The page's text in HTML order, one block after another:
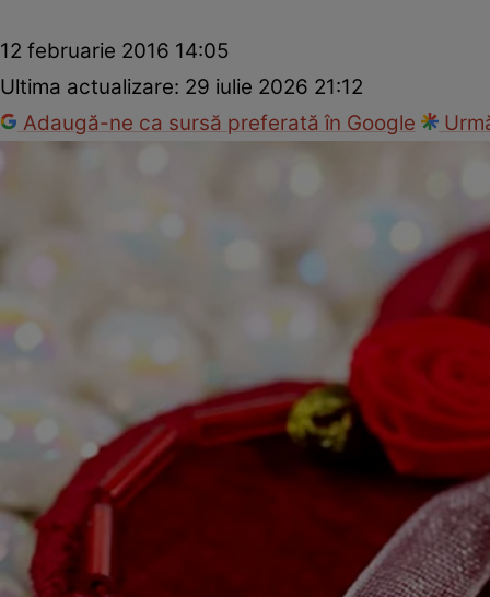
12 februarie 2016 14:05
Ultima actualizare: 29 iulie 2026 21:12
Adaugă-ne ca sursă preferată în Google